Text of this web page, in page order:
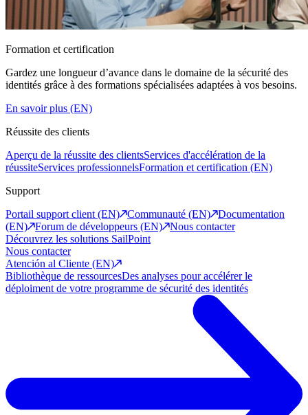
Formation et certification
Gardez une longueur d’avance dans le domaine de la sécurité des
identités grâce à des formations spécialisées adaptées à vos besoins.
En savoir plus (EN)
Réussite des clients
Aperçu de la réussite des clientsServices d'accélération de la
réussiteServices professionnelsFormation et certification (EN)
Support
Portail support client (EN)
Communauté (EN)
Documentation
(EN)
Forum de développeurs (EN)
Nous contacter
Découvrez les solutions SailPoint
Nous contacter
Atención al Cliente (EN)
Bibliothèque de ressourcesDes analyses pour accélérer le
déploiment de votre programme de sécurité des identités